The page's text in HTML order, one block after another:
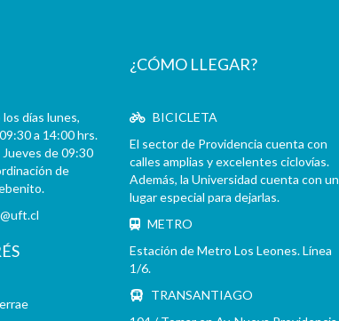
días lunes,
a 14:00 hrs.
de 09:30
de
¿CÓMO LLEGAR?
BICICLETA
El sector de Providencia cuenta con
calles amplias y excelentes ciclovías.
Además, la Universidad cuenta con un
lugar especial para dejarlas.
METRO
Estación de Metro Los Leones. Línea
1/6.
TRANSANTIAGO